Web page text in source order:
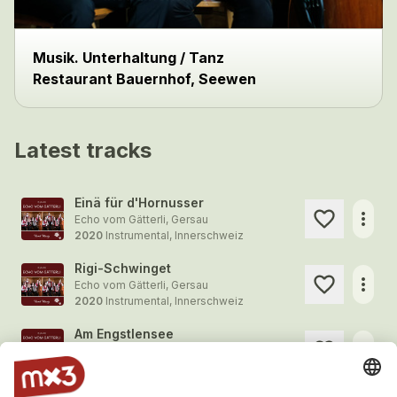
Musik. Unterhaltung / Tanz
Restaurant Bauernhof, Seewen
Latest tracks
Einä für d'Hornusser
Echo vom Gätterli, Gersau
2020 Instrumental, Innerschweiz
more_horiz
Rigi-Schwinget
Echo vom Gätterli, Gersau
2020 Instrumental, Innerschweiz
more_horiz
Am Engstlensee
2020